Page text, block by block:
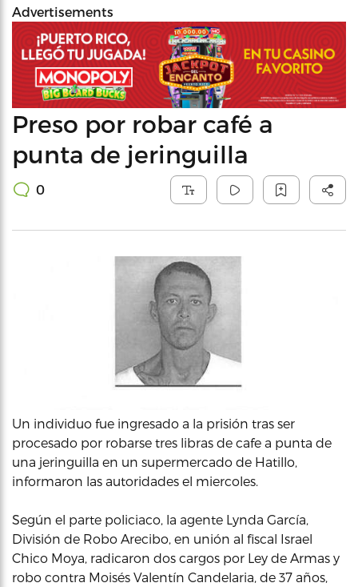
Advertisements
Preso por robar café a
punta de jeringuilla
0
Un individuo fue ingresado a la prisión tras ser
procesado por robarse tres libras de cafe a punta de
una jeringuilla en un supermercado de Hatillo,
informaron las autoridades el miercoles.
Según el parte policiaco, la agente Lynda García,
División de Robo Arecibo, en unión al fiscal Israel
Chico Moya, radicaron dos cargos por Ley de Armas y
robo contra Moisés Valentín Candelaria, de 37 años,